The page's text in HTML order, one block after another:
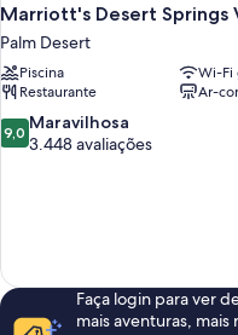
Marriott's Desert Springs
Palm Desert
Piscina
Wi-Fi
Restaurante
Ar-
9.0
de
9,0 Maravilhosa
3.448 avaliações
Faça login para ver
mais aventuras, mais